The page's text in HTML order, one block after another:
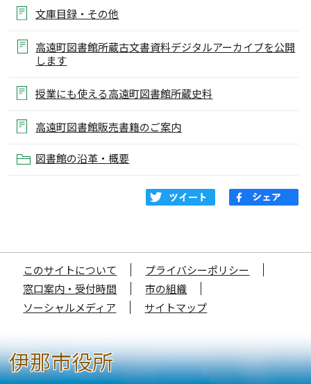
文庫目録・その他
高遠町図書館所蔵古文書資料デジタルアーカイブを公開
します
授業にも使える高遠町図書館所蔵史料
高遠町図書館販売書籍のご案内
図書館の沿革・概要
このサイトについて
プライバシーポリシー
窓口案内・受付時間
市の組織
ソーシャルメディア
サイトマップ
伊那市役所